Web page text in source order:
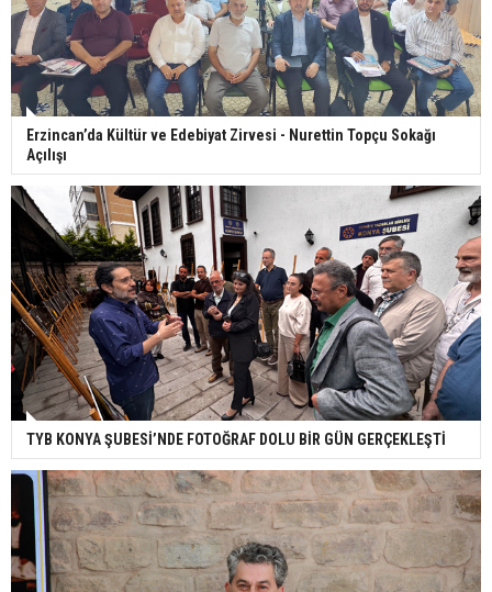
Erzincan’da Kültür ve Edebiyat Zirvesi - Nurettin Topçu Sokağı
Açılışı
TYB KONYA ŞUBESİ’NDE FOTOĞRAF DOLU BİR GÜN GERÇEKLEŞTİ